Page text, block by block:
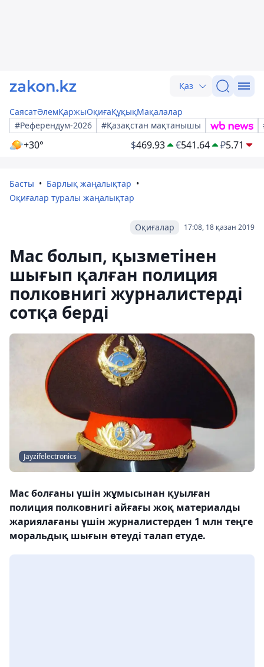
Қаз
СаясатӘлемҚаржыОқиғаҚұқықМақалалар
#Референдум-2026
#Қазақстан мақтанышы
+30° $469.93 €541.64 ₽5.71
Басты
Барлық жаңалықтар
Оқиғалар туралы жаңалықтар
17:08, 18 қазан 2019
Оқиғалар
Мас болып, қызметінен
шығып қалған полиция
полковнигі журналистерді
сотқа берді
Jayzifelectronics
Мас болғаны үшін жұмысынан қуылған
полиция полковнигі айғағы жоқ материалды
жариялағаны үшін журналистерден 1 млн теңге
моральдық шығын өтеуді талап етуде.